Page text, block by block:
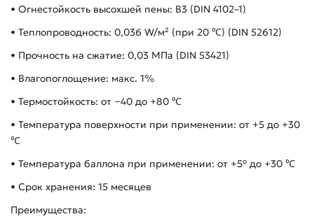
• Огнестойкость высохшей пены: В3 (DIN 4102–1)
• Теплопроводность: 0,036 W/м² (при 20 ℃) (DIN 52612)
• Прочность на сжатие: 0,03 МПа (DIN 53421)
• Влагопоглощение: макс. 1%
• Термостойкость: от −40 до +80 ℃
• Температура поверхности при применении: от +5 до +30
℃
• Температура баллона при применении: от +5° до +30 ℃
• Срок хранения: 15 месяцев
Преимущества: